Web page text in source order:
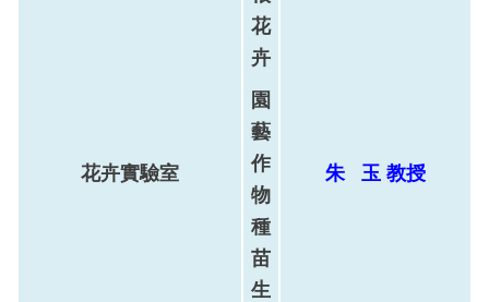
花卉實驗室
花
卉
園
藝
作
物
種
苗
生
朱 玉 教授